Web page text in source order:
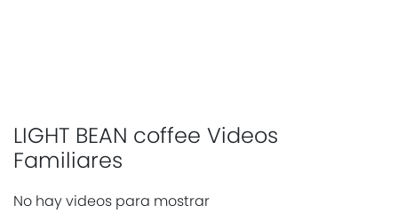
LIGHT BEAN coffee Videos
Familiares
No hay videos para mostrar